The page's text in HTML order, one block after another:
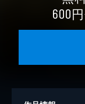
600